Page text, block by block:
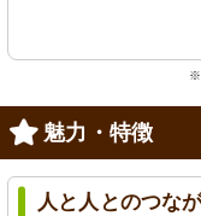
※
魅力・特徴
人と人とのつな